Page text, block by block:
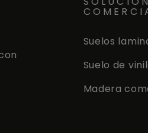
Suelos
Suelo de
Madera